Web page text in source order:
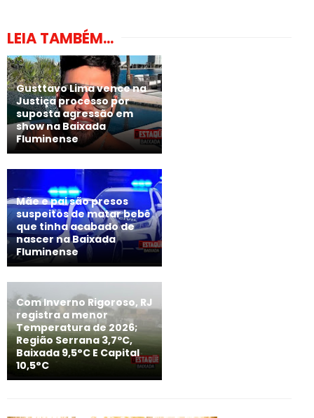
LEIA TAMBÉM...
Gusttavo Lima vence na
Justiça processo por
suposta agressão em
show na Baixada
Fluminense
Mãe e pai são presos
suspeitos de matar bebê
que tinha acabado de
nascer na Baixada
Fluminense
Com Inverno Rigoroso, RJ
registra a menor
Temperatura de 2026;
Região Serrana 3,7ºC,
Baixada 9,5°C E Capital
10,5°C